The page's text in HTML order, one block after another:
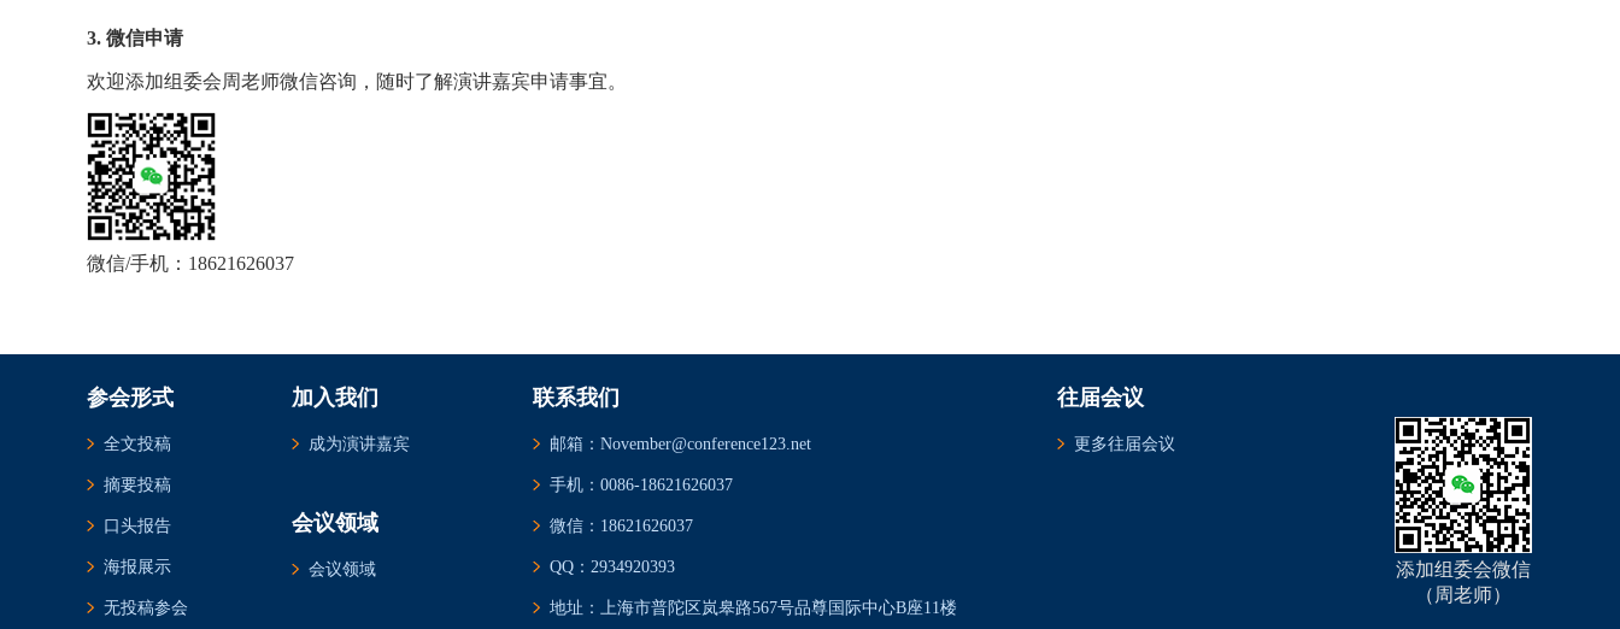
3. 微信申请
欢迎添加组委会周老师微信咨询，随时了解演讲嘉宾申请事宜。
微信/手机：18621626037
参会形式
全文投稿
摘要投稿
口头报告
海报展示
无投稿参会
加入我们
成为演讲嘉宾
会议领域
会议领域
联系我们
邮箱：November@conference123.net
手机：0086-18621626037
微信：18621626037
QQ：2934920393
地址：上海市普陀区岚皋路567号品尊国际中心B座11楼
往届会议
更多往届会议
添加组委会微信
（周老师）